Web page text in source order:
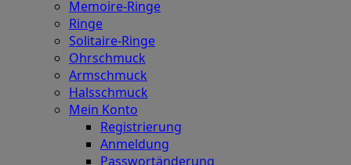
Memoire-Ringe
Ringe
Solitaire-Ringe
Ohrschmuck
Armschmuck
Halsschmuck
Mein Konto
Registrierung
Anmeldung
Passwortänderung